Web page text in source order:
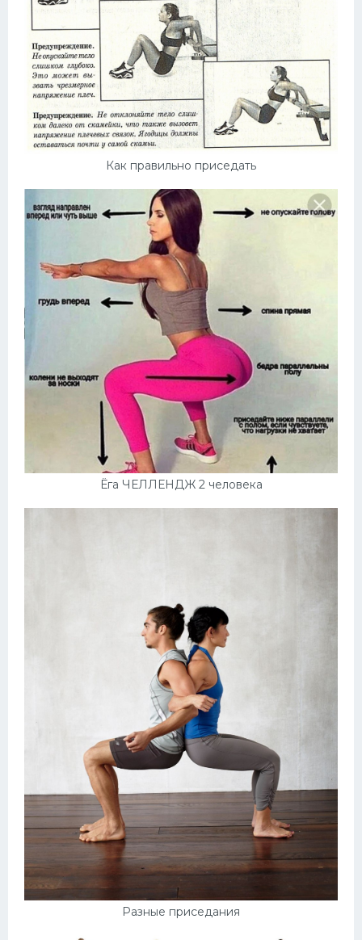
Как правильно приседать
Ёга ЧЕЛЛЕНДЖ 2 человека
Разные приседания